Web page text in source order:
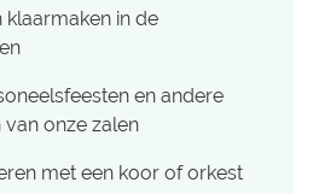
in de
en andere
van onze zalen
met een koor of orkest